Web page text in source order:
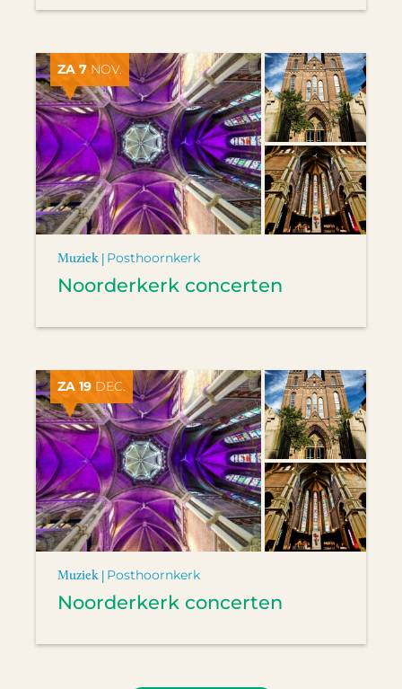
ZA 7 NOV.
Muziek | Posthoornkerk
Noorderkerk concerten
ZA 19 DEC.
Muziek | Posthoornkerk
Noorderkerk concerten